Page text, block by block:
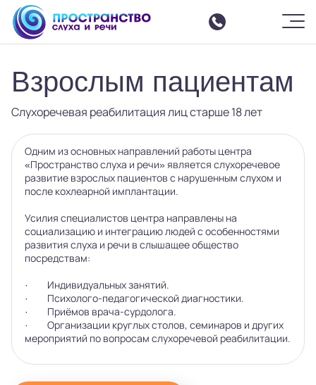
Шрифт - + Цвет Ф
Изображения ВКЛ ВЫКЛ
СБРОСИТЬ
О центре
Услуги
Все услуги
Слухоречевая реабилитация
Настройка параметров речевого процессора
Отзывы
События
Аренда зала
Семинары
Контакты
Видео
Взрослым пациентам
Слухоречевая реабилитация лиц старше 18 лет
Одним из основных направлений работы центра
«Пространство слуха и речи» является cлухоречевое
развитие взрослых пациентов с нарушенным слухом и
после кохлеарной имплантации.
Усилия специалистов центра направлены на
социализацию и интеграцию людей с особенностями
развития слуха и речи в слышащее общество
посредствам:
· Индивидуальных занятий.
· Психолого-педагогической диагностики.
· Приёмов врача-сурдолога.
· Организации круглых столов, семинаров и других
мероприятий по вопросам слухоречевой реабилитации.